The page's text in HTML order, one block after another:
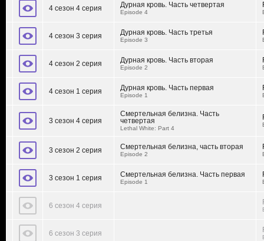
4 сезон 4 серия Дурная кровь. Часть четвертая
Episode 4
4 сезон 3 серия Дурная кровь. Часть третья
Episode 3
4 сезон 2 серия Дурная кровь. Часть вторая
Episode 2
4 сезон 1 серия Дурная кровь. Часть первая
Episode 1
3 сезон 4 серия
Смертельная белизна. Часть
четвертая
Lethal White: Part 4
3 сезон 2 серия Смертельная белизна, часть вторая
Episode 2
3 сезон 1 серия Смертельная белизна. Часть первая
Episode 1
6 сезон 4 серия
6 сезон 3 серия